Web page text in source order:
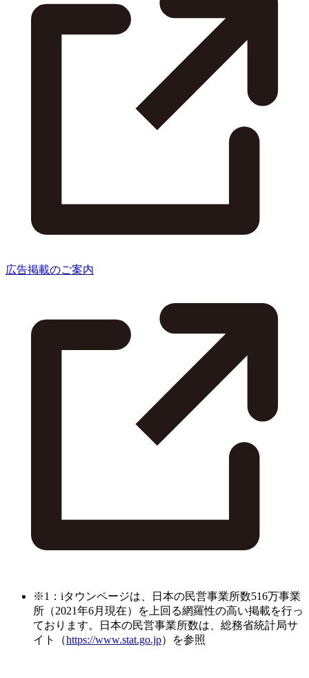
広告掲載のご案内
※1：iタウンページは、日本の民営事業所数516万事業
所（2021年6月現在）を上回る網羅性の高い掲載を行っ
ております。日本の民営事業所数は、総務省統計局サ
イト（https://www.stat.go.jp）を参照